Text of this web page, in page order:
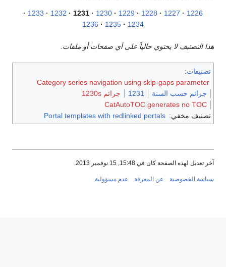
1226
1227
1228
1229
1230
1231
1232
1233
1234
1235
1236
هذا التصنيف لا يحتوي حالياً على أي صفحات أو ملفات.
تصنيفات:
Category series navigation using skip-gaps parameter
جرائم حسب السنة
1231
جرائم 1230s
CatAutoTOC generates no TOC
تصنيف مخفي: Portal templates with redlinked portals
آخر تعديل لهذه الصفحة كان في 15:48, 15 نوفمبر 2013.
سياسة الخصوصية عن المعرفة عدم مسؤولية